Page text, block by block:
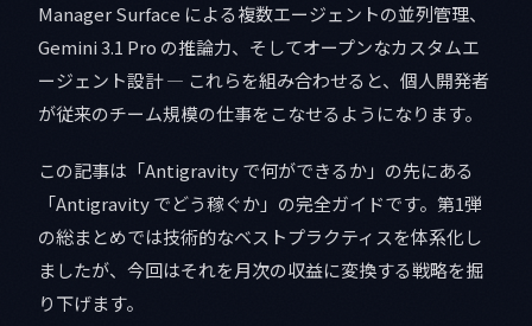
Manager Surface による複数エージェントの並列管理、
Gemini 3.1 Pro の推論力、そしてオープンなカスタムエ
ージェント設計 — これらを組み合わせると、個人開発者
が従来のチーム規模の仕事をこなせるようになります。
この記事は「Antigravity で何ができるか」の先にある
「Antigravity でどう稼ぐか」の完全ガイドです。第1弾
の総まとめでは技術的なベストプラクティスを体系化し
ましたが、今回はそれを月次の収益に変換する戦略を掘
り下げます。